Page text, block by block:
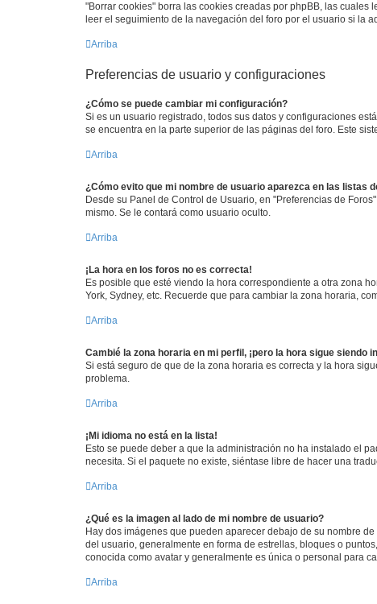
"Borrar cookies" borra las cookies creadas por phpBB, las
leer el seguimiento de la navegación del foro por el usuario si la
Arriba
Preferencias de usuario y configuraciones
¿Cómo se puede cambiar mi configuración?
Si es un usuario registrado, todos sus datos y configuraciones
se encuentra en la parte superior de las páginas del foro. Este
Arriba
¿Cómo evito que mi nombre de usuario aparezca en las listas
Desde su Panel de Control de Usuario, en "Preferencias de
mismo. Se le contará como usuario oculto.
Arriba
¡La hora en los foros no es correcta!
Es posible que esté viendo la hora correspondiente a otra zona
York, Sydney, etc. Recuerde que para cambiar la zona horaria,
Arriba
Cambié la zona horaria en mi perfil, ¡pero la hora sigue siendo
Si está seguro de que de la zona horaria es correcta y la hora
problema.
Arriba
¡Mi idioma no está en la lista!
Esto se puede deber a que la administración no ha instalado el
necesita. Si el paquete no existe, siéntase libre de hacer una
Arriba
¿Qué es la imagen al lado de mi nombre de usuario?
Hay dos imágenes que pueden aparecer debajo de su nombre
del usuario, generalmente en forma de estrellas, bloques o
conocida como avatar y generalmente es única o personal para
Arriba